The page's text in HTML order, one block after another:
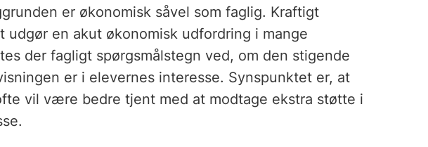
er økonomisk såvel som faglig. Kraftigt
udgør en akut økonomisk udfordring i mange
der fagligt spørgsmålstegn ved, om den stigende
er i elevernes interesse. Synspunktet er, at
vil være bedre tjent med at modtage ekstra støtte i